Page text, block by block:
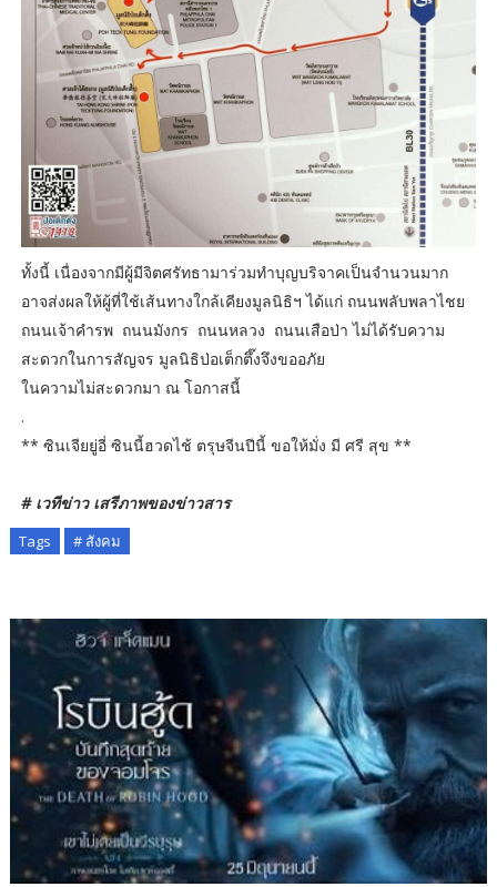
ทั้งนี้ เนื่องจากมีผู้มีจิตศรัทธามาร่วมทำบุญบริจาคเป็นจำนวนมาก
อาจส่งผลให้ผู้ที่ใช้เส้นทางใกล้เคียงมูลนิธิฯ ได้แก่ ถนนพลับพลาไชย
ถนนเจ้าคำรพ ถนนมังกร ถนนหลวง ถนนเสือป่า ไม่ได้รับความ
สะดวกในการสัญจร มูลนิธิป่อเต็กตึ๊งจึงขออภัย
ในความไม่สะดวกมา ณ โอกาสนี้
.
** ซินเจียยู่อี่ ซินนี้ฮวดไช้ ตรุษจีนปีนี้ ขอให้มั่ง มี ศรี สุข **
# เวทีข่าว เสรีภาพของข่าวสาร
Tags # สังคม